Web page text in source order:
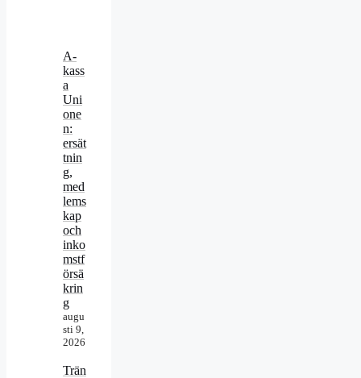
A-
kass
a
Uni
one
n:
ersät
tnin
g,
med
lems
kap
och
inko
mstf
örsä
krin
g
augu
sti 9,
2026
Trän